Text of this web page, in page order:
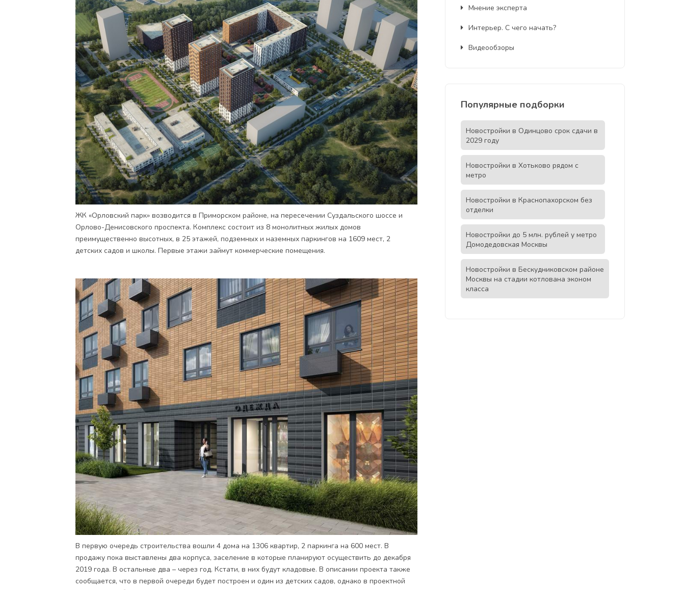
ЖК «Орловский парк» возводится в Приморском районе, на пересечении Суздальского шоссе и
Орлово-Денисовского проспекта. Комплекс состоит из 8 монолитных жилых домов
преимущественно высотных, в 25 этажей, подземных и наземных паркингов на 1609 мест, 2
детских садов и школы. Первые этажи займут коммерческие помещения.
В первую очередь строительства вошли 4 дома на 1306 квартир, 2 паркинга на 600 мест. В
продажу пока выставлены два корпуса, заселение в которые планируют осуществить до декабря
2019 года. В остальные два – через год. Кстати, в них будут кладовые. В описании проекта также
сообщается, что в первой очереди будет построен и один из детских садов, однако в проектной
Мнение эксперта
Интерьер. С чего начать?
Видеообзоры
Популярные подборки
Новостройки в Одинцово срок сдачи в
2029 году
Новостройки в Хотьково рядом с
метро
Новостройки в Краснопахорском без
отделки
Новостройки до 5 млн. рублей у метро
Домодедовская Москвы
Новостройки в Бескудниковском районе
Москвы на стадии котлована эконом
класса